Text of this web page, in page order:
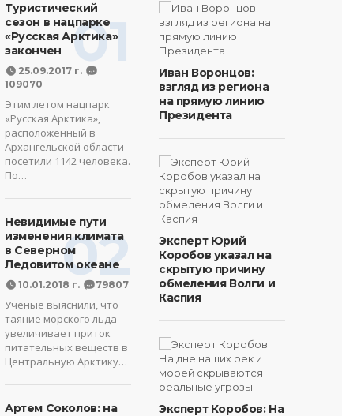
01
Туристический
сезон в нацпарке
«Русская Арктика»
закончен
25.09.2017 г.
109070
Этим летом нацпарк
«Русская Арктика»,
расположенный в
Архангельской области
посетили 1142 человека.
По…
02
Невидимые пути
изменения климата
в Северном
Ледовитом океане
10.01.2018 г. 79807
Ученые выяснили, что
таяние морского льда
увеличивает приток
питательных веществ в
Центральную Арктику…
Артем Соколов: на
Иван Воронцов:
взгляд из региона
на прямую линию
Президента
Эксперт Юрий
Коробов указал на
скрытую причину
обмеления Волги и
Каспия
Эксперт Коробов: На